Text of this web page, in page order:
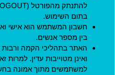
בתום השימוש.
חשבון המשתמש הוא אישי
בין מספר אנשים.
האתר בתהליכי הקמה ורבות
ואינן מטוייבות עדין.
למשתמשים מתוך אמונה
מדיניות
תקנון חברות במועדון